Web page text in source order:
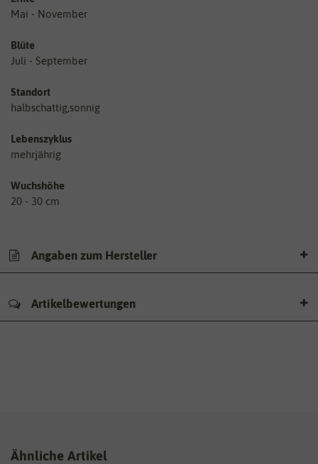
Mai - November
Blüte
Juli - September
Standort
halbschattig,sonnig
Lebenszyklus
mehrjährig
Wuchshöhe
20 - 30 cm
Angaben zum Hersteller
Artikelbewertungen
Ähnliche Artikel